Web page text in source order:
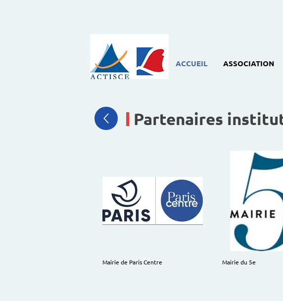
ACCUEIL ASSOCIATION
Partenaires
Mairie de Paris Centre Mairie du 5e